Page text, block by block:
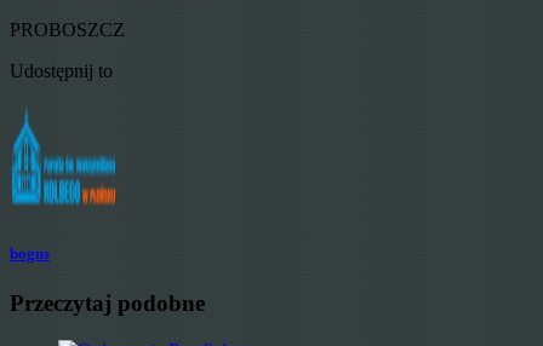
PROBOSZCZ
Udostępnij to
bogus
Przeczytaj podobne